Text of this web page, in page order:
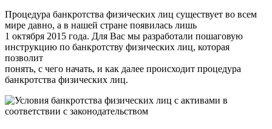
Процедура банкротства физических лиц существует во всем
мире давно, а в нашей стране появилась лишь
1 октября 2015 года. Для Вас мы разработали пошаговую
инструкцию по банкротству физических лиц, которая
позволит
понять, с чего начать, и как далее происходит процедура
банкротства физических лиц.